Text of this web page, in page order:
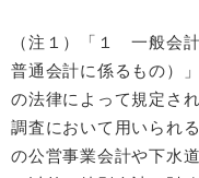
（注１）「１ 一般会
普通会計に係るもの）
の法律によって規定さ
調査において用いられ
の公営事業会計や下水